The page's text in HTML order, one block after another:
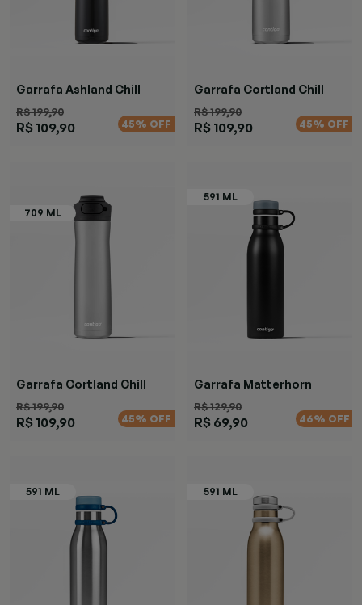
Garrafa Ashland Chill
R$ 199,90
R$ 109,90 45% OFF
Garrafa Cortland Chill
R$ 199,90
R$ 109,90 45% OFF
Garrafa Cortland Chill
R$ 199,90
R$ 109,90 45% OFF
Garrafa Matterhorn
R$ 129,90
R$ 69,90 46% OFF